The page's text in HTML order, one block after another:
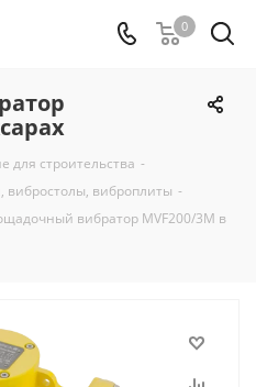
0
для строительства -
вибростолы, виброплиты -
вибратор MVF200/3M в